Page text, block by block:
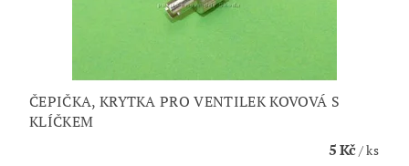
ČEPIČKA, KRYTKA PRO VENTILEK KOVOVÁ S
KLÍČKEM
5 Kč/ ks